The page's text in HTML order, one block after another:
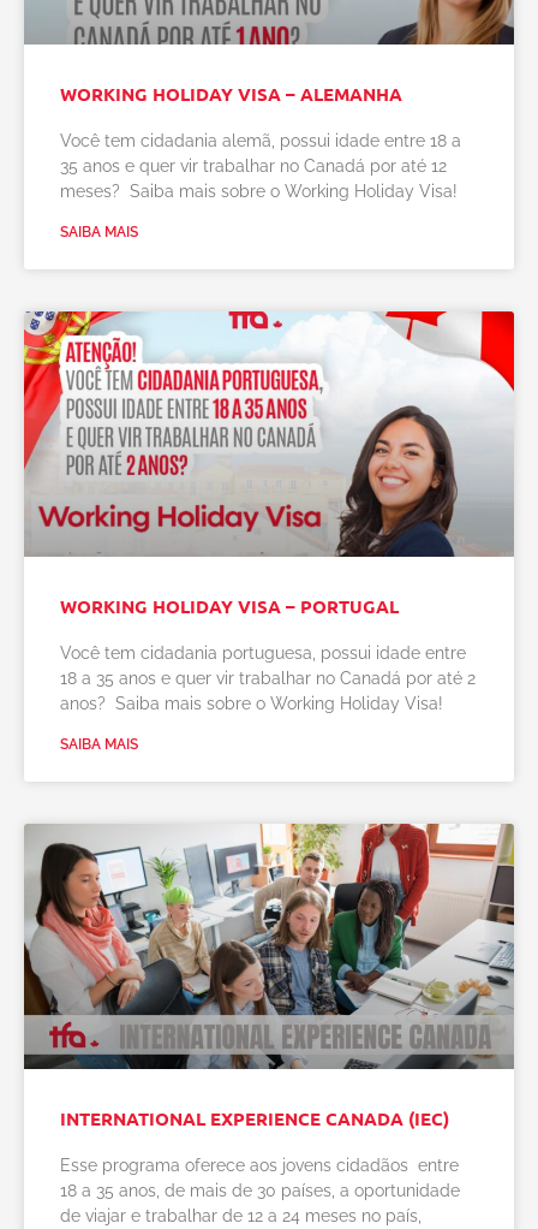
WORKING HOLIDAY VISA – ALEMANHA
Você tem cidadania alemã, possui idade entre 18 a
35 anos e quer vir trabalhar no Canadá por até 12
meses? Saiba mais sobre o Working Holiday Visa!
SAIBA MAIS
WORKING HOLIDAY VISA – PORTUGAL
Você tem cidadania portuguesa, possui idade entre
18 a 35 anos e quer vir trabalhar no Canadá por até 2
anos? Saiba mais sobre o Working Holiday Visa!
SAIBA MAIS
INTERNATIONAL EXPERIENCE CANADA (IEC)
Esse programa oferece aos jovens cidadãos entre
18 a 35 anos, de mais de 30 países, a oportunidade
de viajar e trabalhar de 12 a 24 meses no país,